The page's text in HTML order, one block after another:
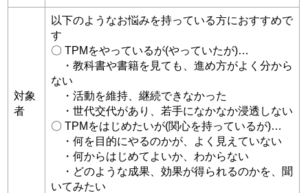
対象
者
以下のようなお悩みを持っている方におすすめで
す
〇 TPMをやっているが(やっていたが)…
・教科書や書籍を見ても、進め方がよく分から
ない
・活動を維持、継続できなかった
・世代交代があり、若手になかなか浸透しない
〇 TPMをはじめたいが(関心を持っているが)…
・何を目的にやるのかが、よく見えていない
・何からはじめてよいか、わからない
・どのような成果、効果が得られるのかを、聞
いてみたい